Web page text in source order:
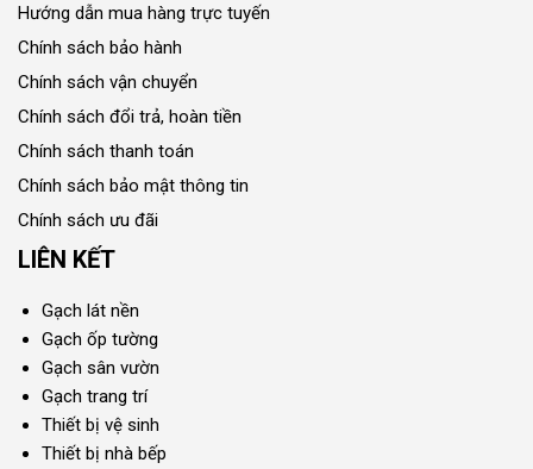
Hướng dẫn mua hàng trực tuyến
Chính sách bảo hành
Chính sách vận chuyển
Chính sách đổi trả, hoàn tiền
Chính sách thanh toán
Chính sách bảo mật thông tin
Chính sách ưu đãi
LIÊN KẾT
Gạch lát nền
Gạch ốp tường
Gạch sân vườn
Gạch trang trí
Thiết bị vệ sinh
Thiết bị nhà bếp